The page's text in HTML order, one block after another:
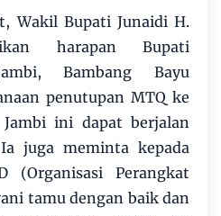
Wakil Bupati Junaidi H.
harapan Bupati
Bambang Bayu
penutupan MTQ ke
ini dapat berjalan
juga meminta kepada
(Organisasi Perangkat
tamu dengan baik dan